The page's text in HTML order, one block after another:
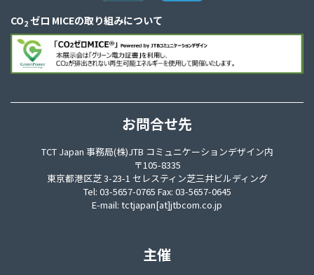
CO2 ゼロ MICEの取り組みについて
お問合せ先
TCT Japan 事務局(株)JTB コミュニケーションデザイン内
〒105-8335
東京都港区芝 3-23-1 セレスティン芝三井ビルディング
Tel: 03-5657-0765 Fax: 03-5657-0645
E-mail: tctjapan[at]jtbcom.co.jp
主催